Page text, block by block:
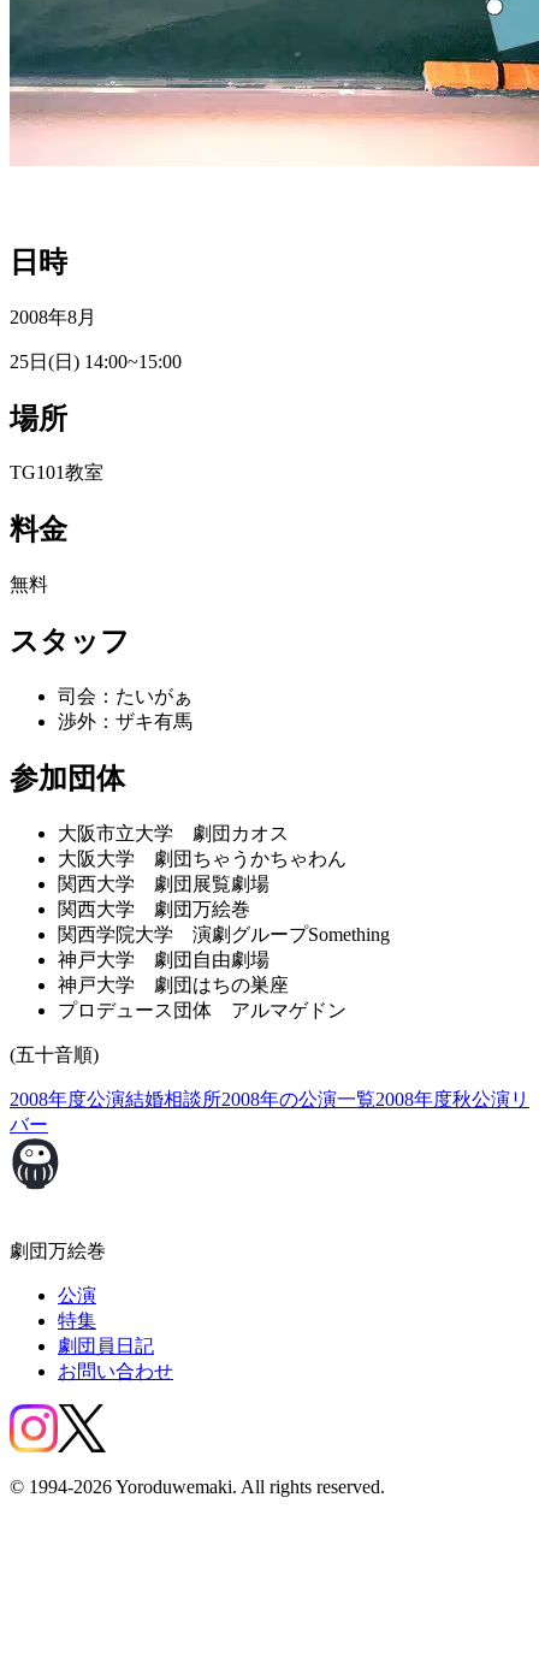
日時
2008年8月
25日(日) 14:00~15:00
場所
TG101教室
料金
無料
スタッフ
司会：たいがぁ
渉外：ザキ有馬
参加団体
大阪市立大学 劇団カオス
大阪大学 劇団ちゃうかちゃわん
関西大学 劇団展覧劇場
関西大学 劇団万絵巻
関西学院大学 演劇グループSomething
神戸大学 劇団自由劇場
神戸大学 劇団はちの巣座
プロデュース団体 アルマゲドン
(五十音順)
2008年度公演結婚相談所2008年の公演一覧2008年度秋公演リ
バー
劇団万絵巻
公演
特集
劇団員日記
お問い合わせ
© 1994-2026 Yoroduwemaki. All rights reserved.